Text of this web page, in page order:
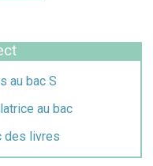
au bac S
au bac
des livres